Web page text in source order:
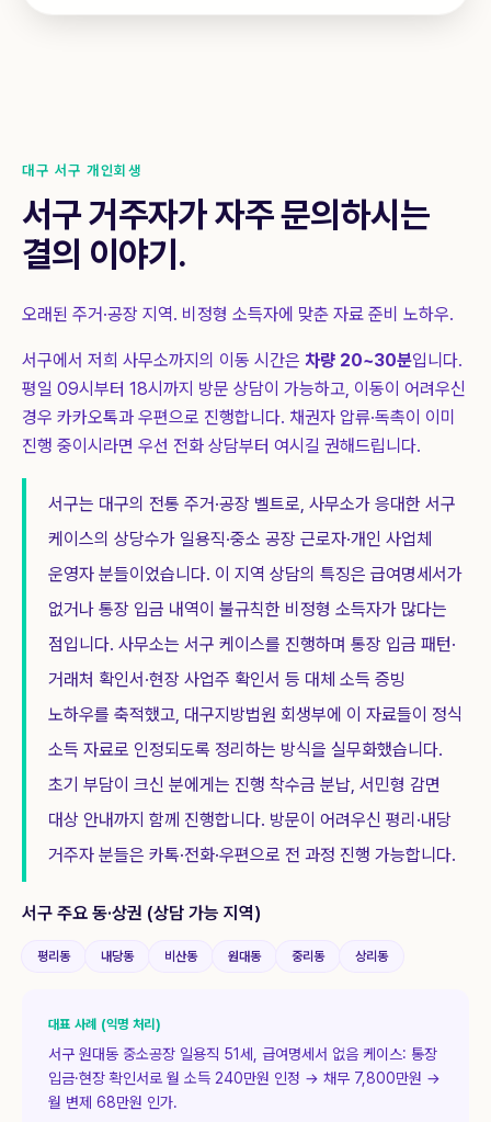
대구 서구 개인회생
서구거주자가 자주 문의하시는
결의 이야기.
오래된 주거·공장 지역. 비정형 소득자에 맞춘 자료 준비 노하우.
서구에서 저희 사무소까지의 이동 시간은 차량 20~30분입니다.
평일 09시부터 18시까지 방문 상담이 가능하고, 이동이 어려우신
경우 카카오톡과 우편으로 진행합니다. 채권자 압류·독촉이 이미
진행 중이시라면 우선 전화 상담부터 여시길 권해드립니다.
서구는 대구의 전통 주거·공장 벨트로, 사무소가 응대한 서구
케이스의 상당수가 일용직·중소 공장 근로자·개인 사업체
운영자 분들이었습니다. 이 지역 상담의 특징은 급여명세서가
없거나 통장 입금 내역이 불규칙한 비정형 소득자가 많다는
점입니다. 사무소는 서구 케이스를 진행하며 통장 입금 패턴·
거래처 확인서·현장 사업주 확인서 등 대체 소득 증빙
노하우를 축적했고, 대구지방법원 회생부에 이 자료들이 정식
소득 자료로 인정되도록 정리하는 방식을 실무화했습니다.
초기 부담이 크신 분에게는 진행 착수금 분납, 서민형 감면
대상 안내까지 함께 진행합니다. 방문이 어려우신 평리·내당
거주자 분들은 카톡·전화·우편으로 전 과정 진행 가능합니다.
서구 주요 동·상권 (상담 가능 지역)
평리동 내당동 비산동 원대동 중리동 상리동
대표 사례 (익명 처리)
서구 원대동 중소공장 일용직 51세, 급여명세서 없음 케이스: 통장
입금·현장 확인서로 월 소득 240만원 인정 → 채무 7,800만원 →
월 변제 68만원 인가.